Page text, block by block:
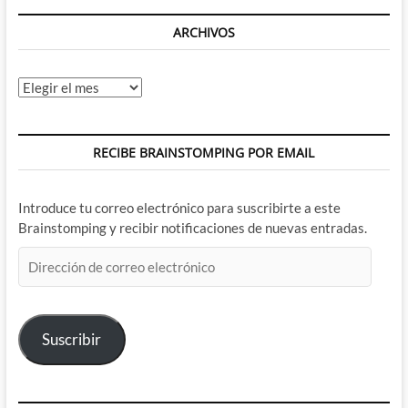
ARCHIVOS
Archivos
RECIBE BRAINSTOMPING POR EMAIL
Introduce tu correo electrónico para suscribirte a este
Brainstomping y recibir notificaciones de nuevas entradas.
de
electrónico
Suscribir